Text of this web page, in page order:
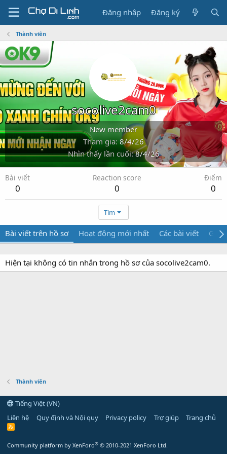
Đăng nhập Đăng ký
Thành viên
socolive2cam0
New member
Tham gia 8/4/26
Nhìn thấy lần cuối 8/4/26
Bài viết
0
Reaction score
0
Điểm
0
Tìm
Bài viết trên hồ sơ Hoạt động mới nhất Các bài viết Giới
Hiện tại không có tin nhắn trong hồ sơ của socolive2cam0.
Thành viên
Tiếng Việt (VN)
Liên hệ
Quy định và Nội quy Privacy policy Trợ giúp Trang chủ
R
Community platform by XenForo® © 2010-2021 XenForo Ltd.